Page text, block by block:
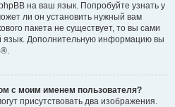
на ваш язык. Попробуйте узнать у
ли он установить нужный вам
пакета не существует, то вы сами
язык. Дополнительную информацию вы
®.
с моим именем пользователя?
присутствовать два изображения.